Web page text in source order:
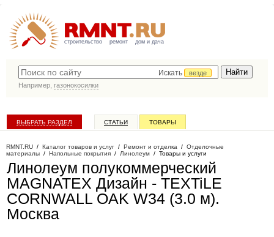
строительство ремонт дом и дача
Искать
везде
Например, газонокосилки
ВЫБРАТЬ РАЗДЕЛ СТАТЬИ ТОВАРЫ
RMNT.RU / Каталог товаров и услуг / Ремонт и отделка / Отделочные
материалы / Напольные покрытия / Линолеум / Товары и услуги
Линолеум полукоммерческий
MAGNATEX Дизайн - TEXTiLE
CORNWALL OAK W34 (3.0 м).
Москва